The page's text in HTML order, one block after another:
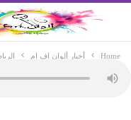
Home أخبار ألوان اف ام